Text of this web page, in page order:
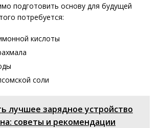
подготовить основу для будущей
потребуется:
кислоты
соли
лучшее зарядное устройство
советы и рекомендации